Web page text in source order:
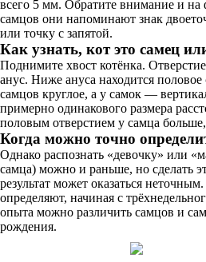
всего 5 мм. Обратите внимание и
самцов они напоминают знак
или точку с запятой.
Как узнать, кот это самец
Поднимите хвост котёнка.
анус. Ниже ануса находится половое
самцов круглое, а у самок —
примерно одинакового размера
половым отверстием у самца
Когда можно точно
Однако распознать «девочку» или
самца) можно и раньше, но сделать
результат может оказаться
определяют, начиная с
опыта можно различить самцов и
рождения.